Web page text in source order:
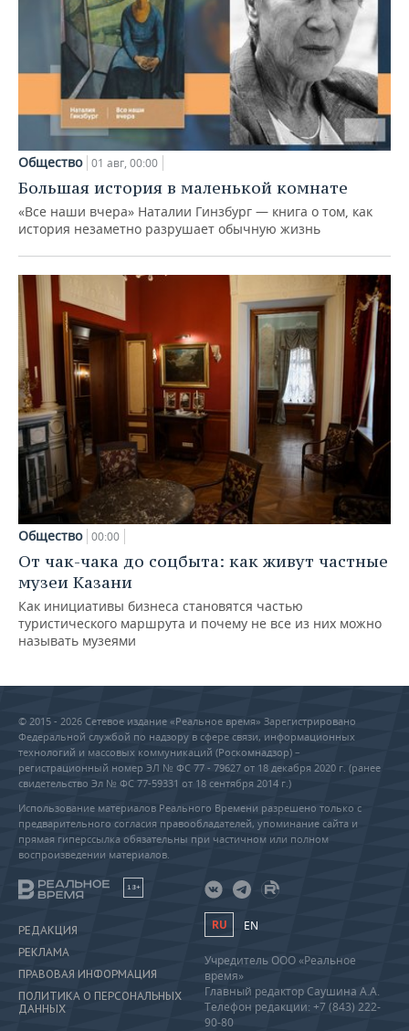
Общество 01 авг, 00:00
Большая история в маленькой комнате
«Все наши вчера» Наталии Гинзбург — книга о том, как
история незаметно разрушает обычную жизнь
Общество 00:00
От чак-чака до соцбыта: как живут частные
музеи Казани
Как инициативы бизнеса становятся частью
туристического маршрута и почему не все из них можно
называть музеями
© 2015 - 2026 Сетевое издание «Реальное время» Зарегистрировано
Федеральной службой по надзору в сфере связи, информационных
технологий и массовых коммуникаций (Роскомнадзор) –
регистрационный номер ЭЛ № ФС 77 - 79627 от 18 декабря 2020 г. (ранее
свидетельство Эл № ФС 77-59331 от 18 сентября 2014 г.)
Использование материалов Реального Времени разрешено только с
предварительного согласия правообладателей, упоминание сайта и
прямая гиперссылка обязательны при частичном или полном
воспроизведении материалов.
18+
РЕДАКЦИЯ
РЕКЛАМА
ПРАВОВАЯ ИНФОРМАЦИЯ
ПОЛИТИКА О ПЕРСОНАЛЬНЫХ
ДАННЫХ
RU EN
Учредитель ООО «Реальное
время»
Главный редактор Саушина А.А.
Телефон редакции: +7 (843) 222-
90-80